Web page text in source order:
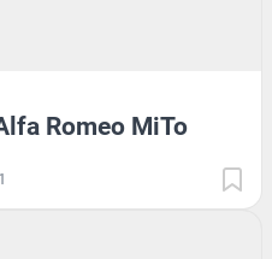
Romeo MiTo
1